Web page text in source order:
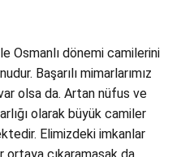
Osmanlı dönemi camilerini
Başarılı mimarlarımız
olsa da. Artan nüfus ve
olarak büyük camiler
Elimizdeki imkanlar
çıkaramasak da